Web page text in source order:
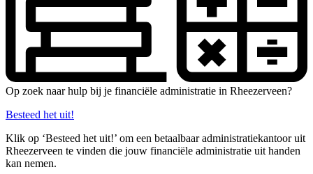
Op zoek naar hulp bij je financiële administratie in Rheezerveen?
Besteed het uit!
Klik op ‘Besteed het uit!’ om een betaalbaar administratiekantoor uit
Rheezerveen te vinden die jouw financiële administratie uit handen
kan nemen.